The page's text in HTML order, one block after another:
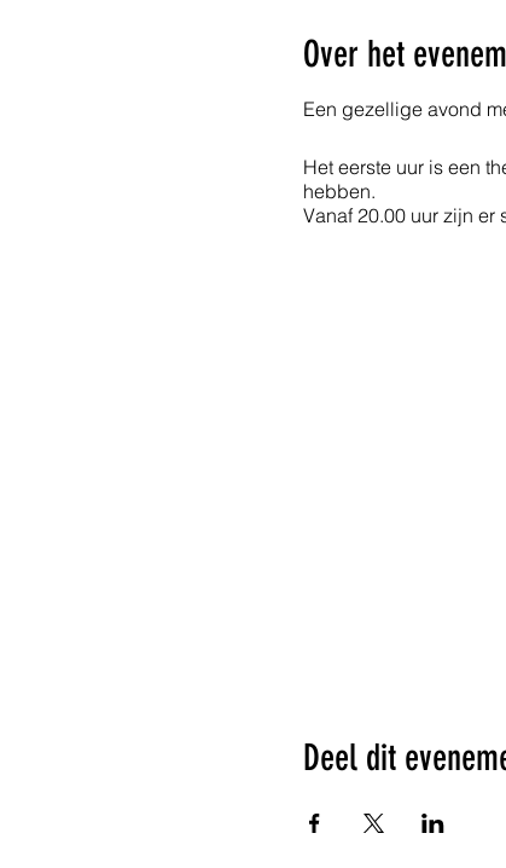
Over het
Een gezellige avond
Het eerste uur is een
hebben.
Vanaf 20.00 uur zijn
Deel dit